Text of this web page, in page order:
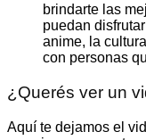
brindarte las
puedan
anime, la
con personas
¿Querés ver un
Aquí te dejamos el